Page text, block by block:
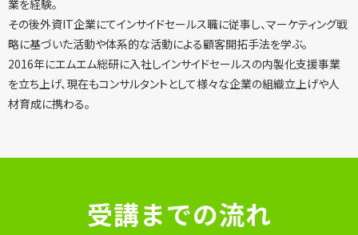
業を経験。​
その後外資IT企業にてインサイドセールス職に従事し、マーケティング戦
略に基づいた活動や体系的な活動による顧客開拓手法を学ぶ。​
2016年にエムエム総研に入社しインサイドセールスの内製化支援事業
を立ち上げ、現在もコンサルタントとして様々な企業の組織立上げや人
材育成に携わる。
受講までの流れ